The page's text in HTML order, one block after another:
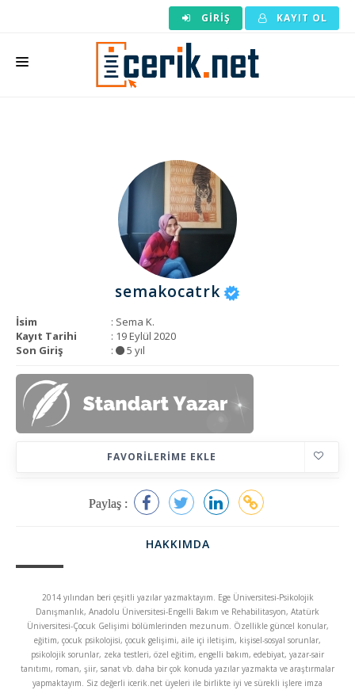
GIRIŞ KAYIT OL
KURUMSAL
semakocatrk
İsim
: Sema K.
Kayıt Tarihi
: 19 Eylül 2020
Son Giriş
: 5 yıl
FAVORILERIME EKLE
Paylaş :
HAKKIMDA
2014 yılından beri çeşitli yazılar yazmaktayım. Ege Üniversitesi-Psikolojik
Danışmanlık, Anadolu Üniversitesi-Engelli Bakım ve Rehabilitasyon, Atatürk
Üniversitesi-Çocuk Gelişimi bölümlerinden mezunum. Özellikle güncel konular,
eğitim, çocuk psikolojisi, çocuk gelişimi, aile içi iletişim, kişisel-sosyal sorunlar,
psikolojik sorunlar, zeka testleri, özel eğitim, engelli bakım, edebiyat, yazar-sair
tanıtımı, roman, şiir, sanat vb. daha bir çok konuda yazılar yazmakta ve araştırmalar
yapmaktayım. Siz değerli icerik.net üyeleri ile birlikte iyi ve sürekli işlere imza